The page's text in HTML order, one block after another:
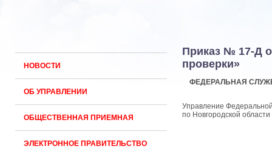
НОВОСТИ
ОБ УПРАВЛЕНИИ
ОБЩЕСТВЕННАЯ ПРИЕМНАЯ
ЭЛЕКТРОННОЕ ПРАВИТЕЛЬСТВО
Приказ № 17-Д
проверки»
ФЕДЕРАЛЬНАЯ
Управление
по Новгородской области